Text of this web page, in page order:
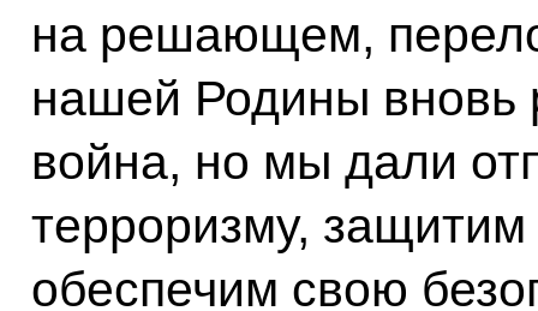
на решающем,
нашей Родины вновь
война, но мы дали
терроризму,
обеспечим свою